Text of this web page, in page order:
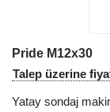
Pride M12x30
Talep üzerine
Yatay sondaj